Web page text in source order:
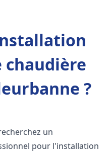
chaudière
?
un
pour l'installation